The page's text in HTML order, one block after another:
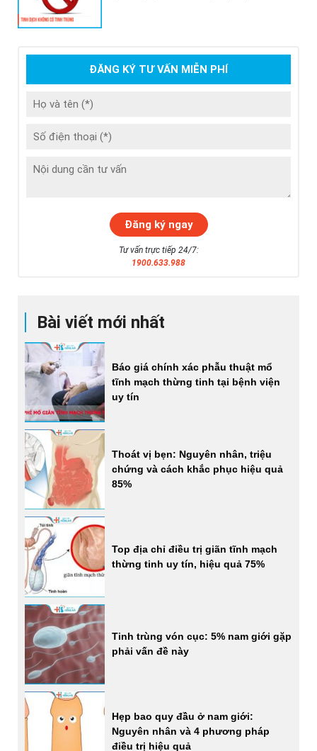
Bài viết mới nhất
Báo giá chính xác phẫu thuật mổ
tĩnh mạch thừng tinh tại bệnh viện
uy tín
Thoát vị bẹn: Nguyên nhân, triệu
chứng và cách khắc phục hiệu quả
85%
Top địa chỉ điều trị giãn tĩnh mạch
thừng tinh uy tín, hiệu quả 75%
Tinh trùng vón cục: 5% nam giới gặp
phải vấn đề này
Hẹp bao quy đầu ở nam giới:
Nguyên nhân và 4 phương pháp
điều trị hiệu quả
ĐĂNG KÝ TƯ VẤN MIỄN PHÍ
Tư vấn trực tiếp 24/7:
1900.633.988